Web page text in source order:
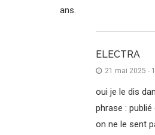
ans.
ELECTRA
21 mai 2025 -
oui je le dis
phrase : publié
on ne le sent